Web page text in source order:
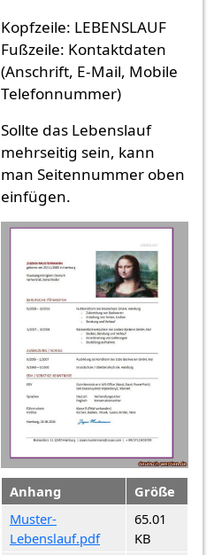
Kopfzeile: LEBENSLAUF
Fußzeile: Kontaktdaten
(Anschrift, E-Mail, Mobile
Telefonnummer)
Sollte das Lebenslauf
mehrseitig sein, kann
man Seitennummer oben
einfügen.
Anhang
Größe
Muster-
Lebenslauf.pdf
65.01
KB